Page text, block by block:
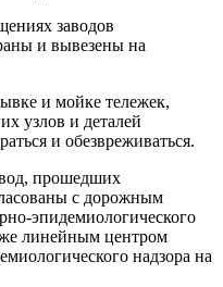
заводов
и вывезены на
и мойке тележек,
узлов и деталей
и обезвреживаться.
прошедших
с дорожным
эпидемиологического
линейным центром
надзора на